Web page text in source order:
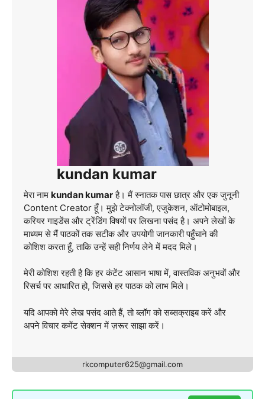
kundan kumar
मेरा नाम kundan kumarहै। मैं स्नातक पास छात्र और एक जुनूनी
Content Creator हूँ। मुझे टेक्नोलॉजी, एजुकेशन, ऑटोमोबाइल,
करियर गाइडेंस और ट्रेंडिंग विषयों पर लिखना पसंद है। अपने लेखों के
माध्यम से मैं पाठकों तक सटीक और उपयोगी जानकारी पहुँचाने की
कोशिश करता हूँ, ताकि उन्हें सही निर्णय लेने में मदद मिले।
मेरी कोशिश रहती है कि हर कंटेंट आसान भाषा में, वास्तविक अनुभवों और
रिसर्च पर आधारित हो, जिससे हर पाठक को लाभ मिले।
यदि आपको मेरे लेख पसंद आते हैं, तो ब्लॉग को सब्सक्राइब करें और
अपने विचार कमेंट सेक्शन में ज़रूर साझा करें।
rkcomputer625@gmail.com